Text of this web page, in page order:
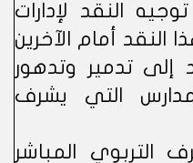
النقد لإدارات
النقد أمام الآخرين
تدمير وتدهور
التي يشرف
التربوي المباشر